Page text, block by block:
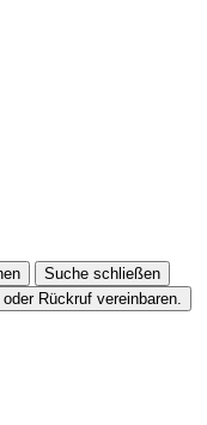
Suche schließen
oder Rückruf vereinbaren.